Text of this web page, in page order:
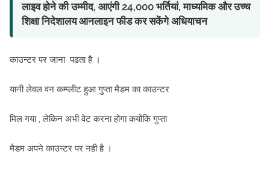
लाइव होने की उम्मीद, आएंगी 24,000 भर्तियां, माध्यमिक और उच्च
शिक्षा निदेशालय आनलाइन फीड कर सकेंगे अधियाचन
काउन्टर पर जाना पढता है ।
यानी लेवल वन कम्प्लीट हुआ गुप्ता मैडम का काउन्टर
मिल गया , लेकिन अभी वेट करना होगा कयोंकि गुप्ता
मैडम अपने काउन्टर पर नही है ।